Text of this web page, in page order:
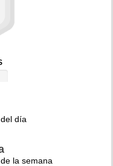
día
la semana